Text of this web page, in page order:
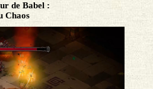
de Babel :
Chaos